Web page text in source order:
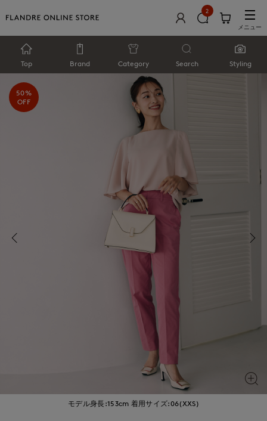
2
メニュー
Top Brand Category Search Styling
モデル身長:153cm 着用サイズ:06(XXS)
50%
OFF